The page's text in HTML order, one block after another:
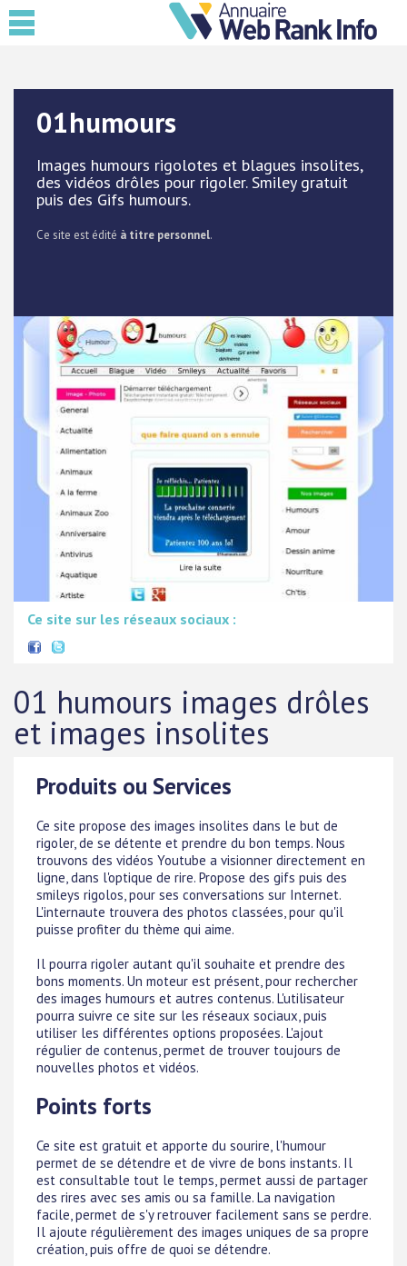
01humours
Images humours rigolotes et blagues insolites,
des vidéos drôles pour rigoler. Smiley gratuit
puis des Gifs humours.
Ce site est édité à titre personnel.
Ce site sur les réseaux sociaux :
01 humours images drôles
et images insolites
Produits ou Services
Ce site propose des images insolites dans le but de
rigoler, de se détente et prendre du bon temps. Nous
trouvons des vidéos Youtube a visionner directement en
ligne, dans l'optique de rire. Propose des gifs puis des
smileys rigolos, pour ses conversations sur Internet.
L'internaute trouvera des photos classées, pour qu'il
puisse profiter du thème qui aime.
Il pourra rigoler autant qu'il souhaite et prendre des
bons moments. Un moteur est présent, pour rechercher
des images humours et autres contenus. L'utilisateur
pourra suivre ce site sur les réseaux sociaux, puis
utiliser les différentes options proposées. L'ajout
régulier de contenus, permet de trouver toujours de
nouvelles photos et vidéos.
Points forts
Ce site est gratuit et apporte du sourire, l'humour
permet de se détendre et de vivre de bons instants. Il
est consultable tout le temps, permet aussi de partager
des rires avec ses amis ou sa famille. La navigation
facile, permet de s'y retrouver facilement sans se perdre.
Il ajoute régulièrement des images uniques de sa propre
création, puis offre de quoi se détendre.